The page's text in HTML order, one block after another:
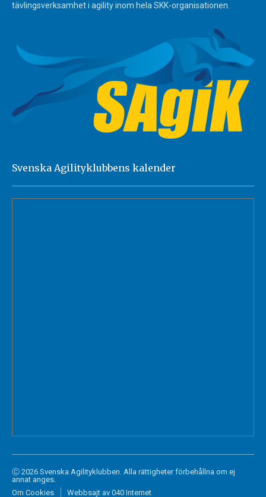
tävlingsverksamhet i agility inom hela SKK-organisationen.
Svenska Agilityklubbens kalender
Ⓒ 2026 Svenska Agilityklubben. Alla rättigheter förbehållna om ej
annat anges.
Om Cookies
Webbsajt av 040 Internet